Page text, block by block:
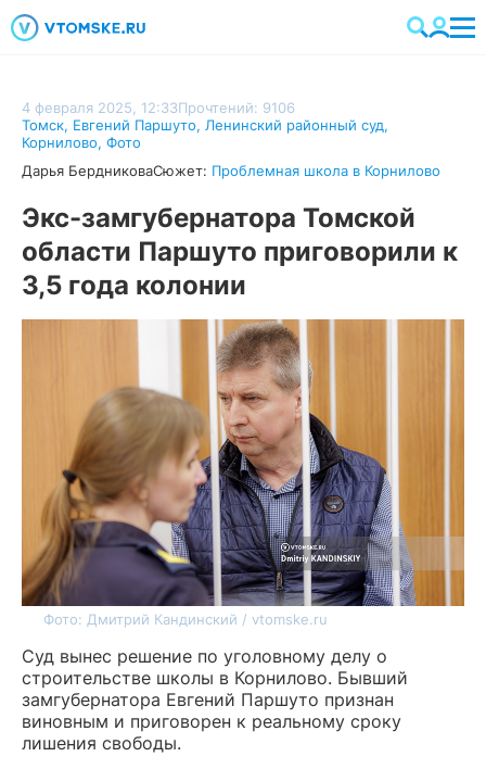
4 февраля 2025, 12:33Прочтений: 9106
Томск, Евгений Паршуто, Ленинский районный суд,
Корнилово, Фото
Дарья БердниковаСюжет: Проблемная школа в Корнилово
Экс-замгубернатора Томской
области Паршуто приговорили к
3,5 года колонии
Фото: Дмитрий Кандинский / vtomske.ru
Суд вынес решение по уголовному делу о
строительстве школы в Корнилово. Бывший
замгубернатора Евгений Паршуто признан
виновным и приговорен к реальному сроку
лишения свободы.